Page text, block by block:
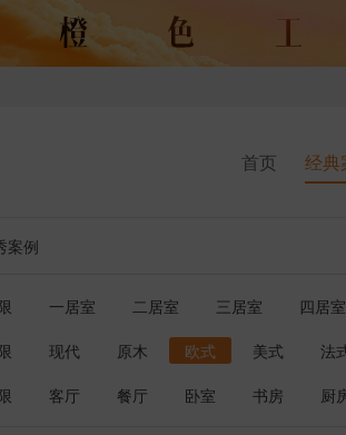
首页 经典
案例
一居室 二居室 三居室
四居室
现代 原木 欧式 美式
法
客厅 餐厅 卧室 书房 厨